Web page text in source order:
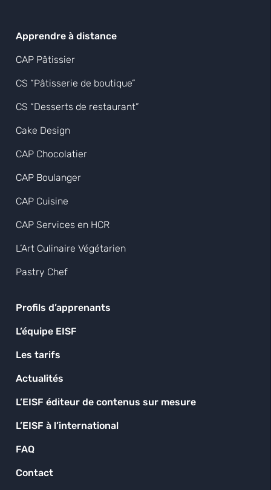
Apprendre à distance
CAP Pâtissier
CS “Pâtisserie de boutique”
CS “Desserts de restaurant”
Cake Design
CAP Chocolatier
CAP Boulanger
CAP Cuisine
CAP Services en HCR
L’Art Culinaire Végétarien
Pastry Chef
Profils d’apprenants
L’équipe EISF
Les tarifs
Actualités
L’EISF éditeur de contenus sur mesure
L’EISF à l’international
FAQ
Contact